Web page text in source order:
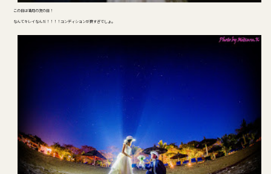
この日は満月の次の日！
なんてキレイなんだ！！！！コンディションが良すぎでしょ。